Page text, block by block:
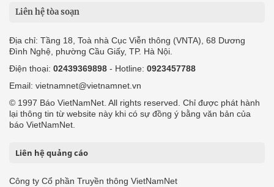
Liên hệ tòa soạn
Địa chỉ: Tầng 18, Toà nhà Cục Viễn thông (VNTA), 68 Dương
Đình Nghệ, phường Cầu Giấy, TP. Hà Nội.
Điện thoại: 02439369898 - Hotline: 0923457788
Email: vietnamnet@vietnamnet.vn
© 1997 Báo VietNamNet. All rights reserved. Chỉ được phát hành
lại thông tin từ website này khi có sự đồng ý bằng văn bản của
báo VietNamNet.
Liên hệ quảng cáo
Công ty Cổ phần Truyền thông VietNamNet